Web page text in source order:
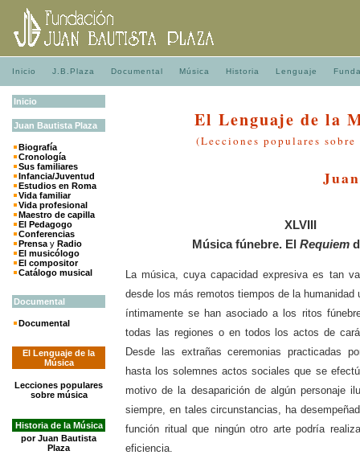
Inicio J.B.Plaza Documental Música Historia Lenguaje
Inicio
Juan Bautista Plaza
Biografía
Cronología
Sus familiares
Infancia/Juventud
Estudios en Roma
Vida familiar
Vida profesional
Maestro de capilla
El Pedagogo
Conferencias
Prensa y Radio
El musicólogo
El compositor
Catálogo musical
Documental
Documental
El Lenguaje de la
Música
Lecciones populares
sobre música
Historia de la Música
por Juan Bautista
Plaza
El Lenguaje de la
(Lecciones populares sobre
XLVIII
Música fúnebre. El Requiem
La música, cuya capacidad expresiva es tan
desde los más remotos tiempos de la humanidad
íntimamente se han asociado a los ritos
todas las regiones o en todos los actos de
Desde las extrañas ceremonias practicadas
hasta los solemnes actos sociales que se
motivo de la desaparición de algún personaje
siempre, en tales circunstancias, ha
función ritual que ningún otro arte podría
eficiencia.